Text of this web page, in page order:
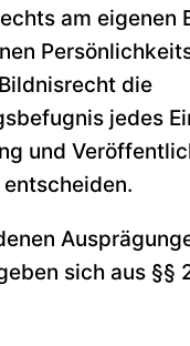
am eigenen
die
jedes
und
sich aus §§